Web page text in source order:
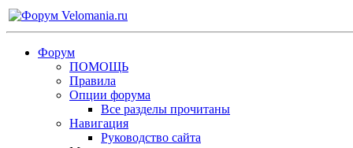
Форум
ПОМОЩЬ
Правила
Опции форума
Все разделы прочитаны
Навигация
Руководство сайта